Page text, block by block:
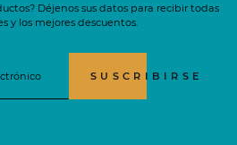
Déjenos sus datos para recibir todas
y los mejores descuentos.
SUSCRIBIRSE